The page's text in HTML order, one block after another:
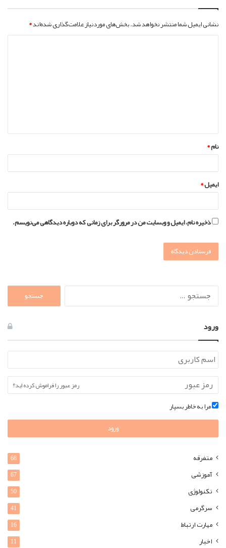
نشانی ایمیل شما منتشر نخواهد شد.بخش‌های موردنیاز علامت‌گذاری شده‌اند*
*
نام*
ایمیل*
ذخیره نام، ایمیل و وبسایت من در مرورگر برای زمانی که دوباره دیدگاهی می‌نویسم.
جستجو
ورود
رمز عبور را فراموش کرده اید؟
مرا به خاطر بسپار
ورود
متفرقه 68
آموزشی 67
تکنولوژی 50
سرگرمی 41
مهارت ارتباط 16
اخبار 11